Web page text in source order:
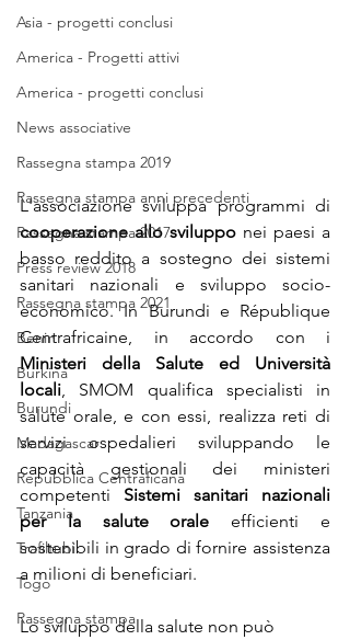
Asia - progetti conclusi
America - Progetti attivi
America - progetti conclusi
News associative
Rassegna stampa 2019
Rassegna stampa anni precedenti
Rassegna stampa 2017
Press review 2018
Rassegna stampa 2021
Benin
Burkina
Burundi
Madagascar
Repubblica Centraficana
Tanzania
Trafiltubi
Togo
Rassegna stampa
cooperazione allo sviluppo nei paesi a
basso reddito a sostegno dei sistemi
sanitari nazionali e sviluppo socio-
economico. In Burundi e République
Ministeri della Salute ed Università
locali, SMOM qualifica specialisti in
salute orale, e con essi, realizza reti di
servizi ospedalieri sviluppando le
capacità gestionali dei ministeri
competenti Sistemi sanitari nazionali
per la salute orale efficienti e
sostenibili in grado di fornire assistenza
a milioni di beneficiari.
Lo sviluppo della salute non può